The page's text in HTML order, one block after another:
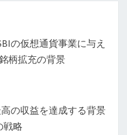
の仮想通貨事業に与え
柄拡充の背景
の収益を達成する背景
戦略